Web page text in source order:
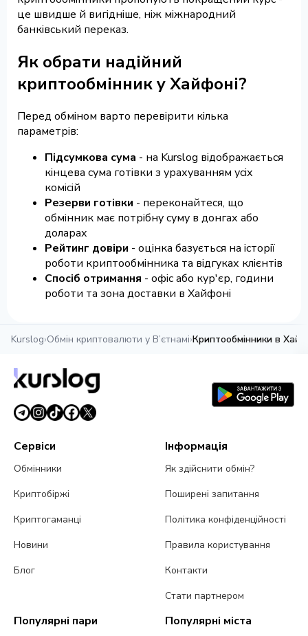
це швидше й вигідніше, ніж міжнародний
банківський переказ.
Як обрати надійний
криптообмінник у Хайфоні?
Перед обміном варто перевірити кілька
параметрів:
Підсумкова сума - на Kurslog відображається
кінцева сума готівки з урахуванням усіх
комісій
Резерви готівки - переконайтеся, що
обмінник має потрібну суму в донгах або
доларах
Рейтинг довіри - оцінка базується на історії
роботи криптообмінника та відгуках клієнтів
Спосіб отримання - офіс або кур'єр, години
роботи та зона доставки в Хайфоні
Kurslog›Обмін криптовалюти у В’єтнамі›Криптообмінники в
Сервіси
Обмінники
Криптобіржі
Криптогаманці
Новини
Блог
Інформація
Як здійснити обмін?
Поширені запитання
Політика конфіденційності
Правила користування
Контакти
Стати партнером
Популярні пари Популярні міста